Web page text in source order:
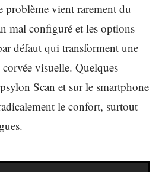
problème vient rarement du
mal configuré et les options
défaut qui transforment une
corvée visuelle. Quelques
Scan et sur le smartphone
le confort, surtout